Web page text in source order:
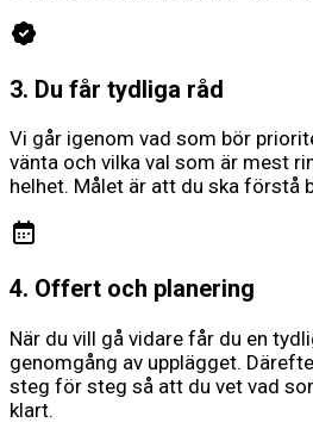
3. Du får tydliga råd
Vi går igenom vad som bör
vänta och vilka val som är mest
helhet. Målet är att du ska förstå
4. Offert och planering
När du vill gå vidare får du en
genomgång av upplägget.
steg för steg så att du vet vad
klart.